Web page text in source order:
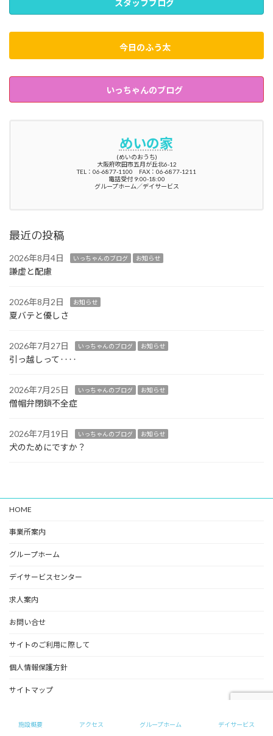
スタッフブログ
今日のふう太
いっちゃんのブログ
めいの家
(めいのおうち)
大阪府吹田市五月が丘北6-12
TEL：06-6877-1100 FAX：06-6877-1211
電話受付 9:00-18:00
グループホーム／デイサービス
最近の投稿
2026年8月4日 いっちゃんのブログ お知らせ
謙虚と配慮
2026年8月2日 お知らせ
夏バテと優しさ
2026年7月27日 いっちゃんのブログ お知らせ
引っ越しって‥‥
2026年7月25日 いっちゃんのブログ お知らせ
僧帽弁閉鎖不全症
2026年7月19日 いっちゃんのブログ お知らせ
犬のためにですか？
HOME
事業所案内
グループホーム
デイサービスセンター
求人案内
お問い合せ
サイトのご利用に際して
個人情報保護方針
サイトマップ
施設概要 アクセス グループホーム デイサービス